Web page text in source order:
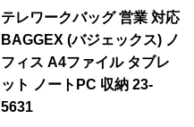
テレワークバッグ 営業 対応
BAGGEX (バジェックス) ノ
フィス A4ファイル タブレ
ット ノートPC 収納 23-
5631